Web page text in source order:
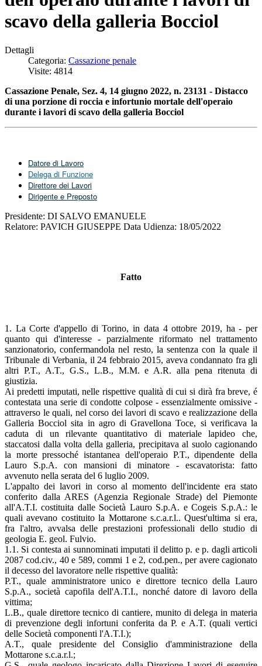
scavo della galleria Bocciol
Dettagli
Categoria: Cassazione penale
Visite: 4814
Cassazione Penale, Sez. 4, 14 giugno 2022, n. 23131 - Distacco
di una porzione di roccia e infortunio mortale dell'operaio
durante i lavori di scavo della galleria Bocciol
Datore di Lavoro
Delega di Funzione
Direttore dei Lavori
Dirigente e Preposto
Presidente: DI SALVO EMANUELE
Relatore: PAVICH GIUSEPPE Data Udienza: 18/05/2022
Fatto
1. La Corte d'appello di Torino, in data 4 ottobre 2019, ha - per
quanto qui d'interesse - parzialmente riformato nel trattamento
sanzionatorio, confermandola nel resto, la sentenza con la quale il
Tribunale di Verbania, il 24 febbraio 2015, aveva condannato fra gli
altri P.T., A.T., G.S., L.B., M.M. e A.R. alla pena ritenuta di
giustizia.
Ai predetti imputati, nelle rispettive qualità di cui si dirà fra breve, é
contestata una serie di condotte colpose - essenzialmente omissive -
attraverso le quali, nel corso dei lavori di scavo e realizzazione della
Galleria Bocciol sita in agro di Gravellona Toce, si verificava la
caduta di un rilevante quantitativo di materiale lapideo che,
staccatosi dalla volta della galleria, precipitava al suolo cagionando
la morte pressoché istantanea dell'operaio P.T., dipendente della
Lauro S.p.A. con mansioni di minatore - escavatorista: fatto
avvenuto nella serata del 6 luglio 2009.
L'appalto dei lavori in corso al momento dell'incidente era stato
conferito dalla ARES (Agenzia Regionale Strade) del Piemonte
all'A.T.I. costituita dalle Società Lauro S.p.A. e Cogeis S.p.A.: le
quali avevano costituito la Mottarone s.c.a.r.l.. Quest'ultima si era,
fra l'altro, avvalsa delle prestazioni professionali dello studio di
geologia E. geol. Fulvio.
1.1. Si contesta ai sunnominati imputati il delitto p. e p. dagli articoli
2087 cod.civ., 40 e 589, commi 1 e 2, cod.pen., per avere cagionato
il decesso del lavoratore nelle rispettive qualità:
P.T., quale amministratore unico e direttore tecnico della Lauro
S.p.A., società capofila dell'A.T.I., nonché datore di lavoro della
vittima;
L.B., quale direttore tecnico di cantiere, munito di delega in materia
di prevenzione degli infortuni conferita da P. e A.T. (quali vertici
delle Società componenti l'A.T.I.);
A.T., quale presidente del Consiglio d'amministrazione della
Mottarone s.c.a.r.l.;